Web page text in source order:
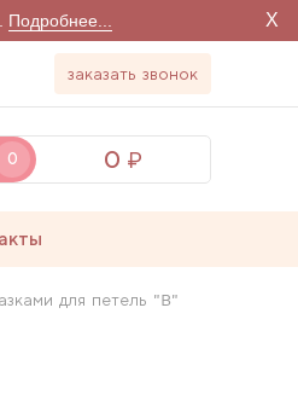
Подробнее... X
заказать звонок
0 0
для петель "B"